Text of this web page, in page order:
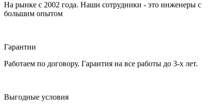
На рынке с 2002 года. Наши сотрудники - это инженеры с
большим опытом
Гарантии
Работаем по договору. Гарантия на все работы до 3-х лет.
Выгодные условия